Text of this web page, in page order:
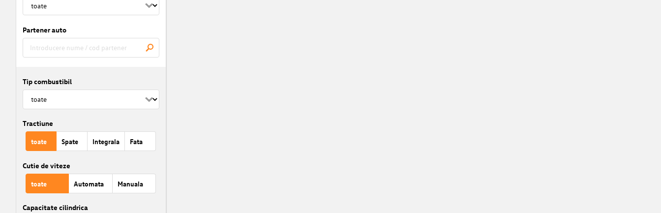
Partener auto
Tip combustibil
Tractiune
toate Spate Integrala Fata
Cutie de viteze
toate Automata Manuala
Capacitate cilindrica